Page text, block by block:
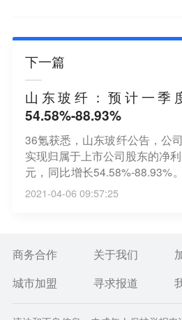
下一篇
山东玻纤：预计一季
54.58%-88.93%
36氪获悉，山东玻纤公告，公
实现归属于上市公司股东的净
元，同比增长54.58%-88.93%
际玻纤纱市场需求旺盛，玻纤纱
2021-04-06 09:57:25
商务合作 关于我们
城市加盟
寻求报道